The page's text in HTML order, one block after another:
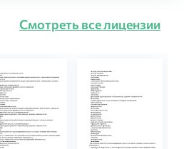
Смотреть все лицензии